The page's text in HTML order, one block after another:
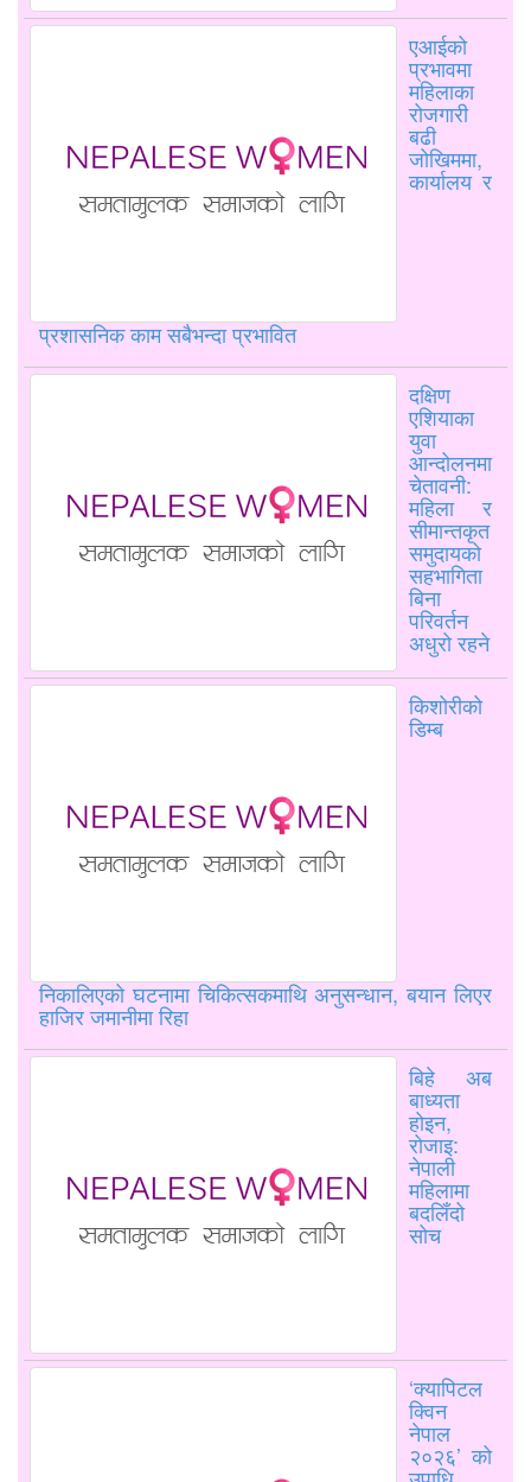
एआईको
प्रभावमा
महिलाका
रोजगारी
बढी
जोखिममा,
कार्यालय र
प्रशासनिक काम सबैभन्दा प्रभावित
दक्षिण
एशियाका
युवा
आन्दोलनमा
चेतावनी:
महिला र
सीमान्तकृत
समुदायको
सहभागिता
बिना
परिवर्तन
अधुरो रहने
किशोरीको
डिम्ब
निकालिएको घटनामा चिकित्सकमाथि अनुसन्धान, बयान लिएर
हाजिर जमानीमा रिहा
बिहे अब
बाध्यता
होइन,
रोजाइ:
नेपाली
महिलामा
बदलिँदो
सोच
‘क्यापिटल
क्विन
नेपाल
२०२६’ को